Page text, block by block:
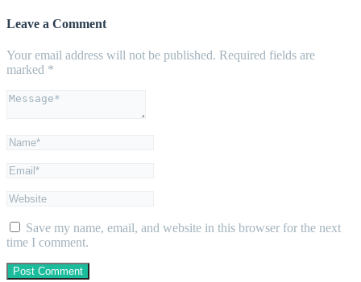
Leave a Comment
Your email address will not be published. Required fields are
marked *
Save my name, email, and website in this browser for the next
time I comment.